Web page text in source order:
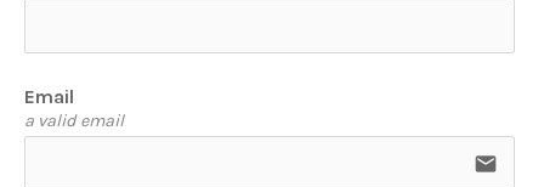
Email
a valid email
email